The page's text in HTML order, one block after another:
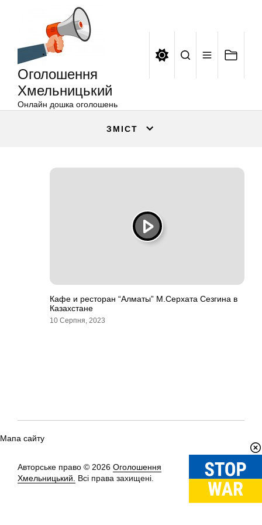
Оголошення
Хмельницький
Онлайн дошка оголошень
ЗМІСТ
Кафе и ресторан “Алматы” М.Серхата Сезгина в
Казахстане
10 Серпня, 2023
Мапа сайту
Авторське право © 2026 Оголошення
Хмельницький.
Всі права захищені.
Вгору↑